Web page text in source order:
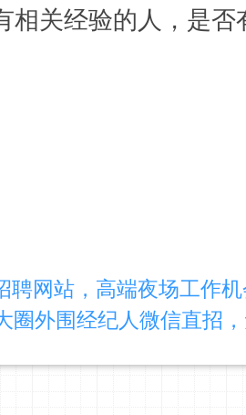
相关经验的人，是否
聘网站，高端夜场工作
圈外围经纪人微信直招